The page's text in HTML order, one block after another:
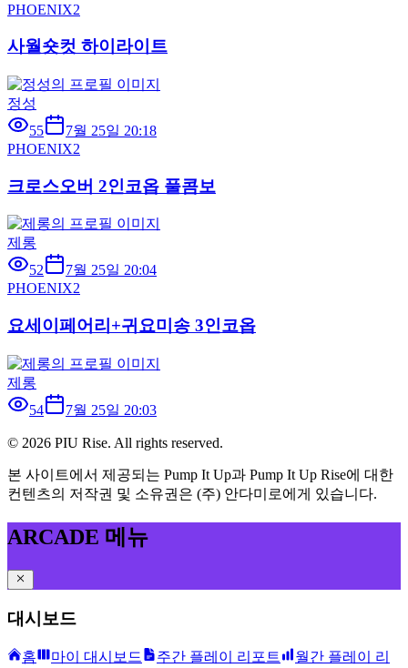
PHOENIX2
사월숏컷 하이라이트
정성
55
7월 25일 20:18
PHOENIX2
크로스오버 2인코옵 풀콤보
제롱
52
7월 25일 20:04
PHOENIX2
요세이페어리+귀요미송 3인코옵
제롱
54
7월 25일 20:03
© 2026 PIU Rise. All rights reserved.
본 사이트에서 제공되는 Pump It Up과 Pump It Up Rise에 대한
컨텐츠의 저작권 및 소유권은 (주) 안다미로에게 있습니다.
ARCADE 메뉴
대시보드
홈 마이 대시보드 주간 플레이 리포트
월간 플레이 리